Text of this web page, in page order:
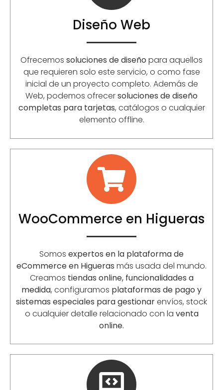
Diseño Web
Ofrecemos soluciones de diseño para aquellos
que requieren solo este servicio, o como fase
inicial de un proyecto completo. Además de
Web, podemos ofrecersoluciones de diseño
completas para tarjetas, catálogos o cualquier
elemento offline.
WooCommerce en Higueras
Somos expertos en la plataforma de
eCommerce en Higueras más usada del mundo.
Creamos tiendas online, funcionalidades a
medida, configuramos plataformas de pago y
sistemas especiales para gestionarenvíos, stock
o cualquier detalle relacionado con la venta
online.